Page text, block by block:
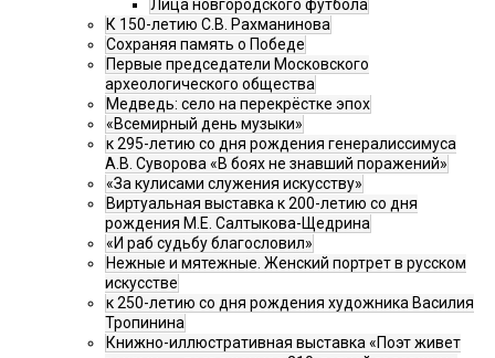
Лица новгородского футбола
К 150-летию С.В. Рахманинова
Сохраняя память о Победе
Первые председатели Московского
археологического общества
Медведь: село на перекрёстке эпох
«Всемирный день музыки»
к 295-летию со дня рождения генералиссимуса
А.В. Суворова «В боях не знавший поражений»
«За кулисами служения искусству»
Виртуальная выставка к 200-летию со дня
рождения М.Е. Салтыкова-Щедрина
«И раб судьбу благословил»
Нежные и мятежные. Женский портрет в русском
искусстве
к 250-летию со дня рождения художника Василия
Тропинина
Книжно-иллюстративная выставка «Поэт живет